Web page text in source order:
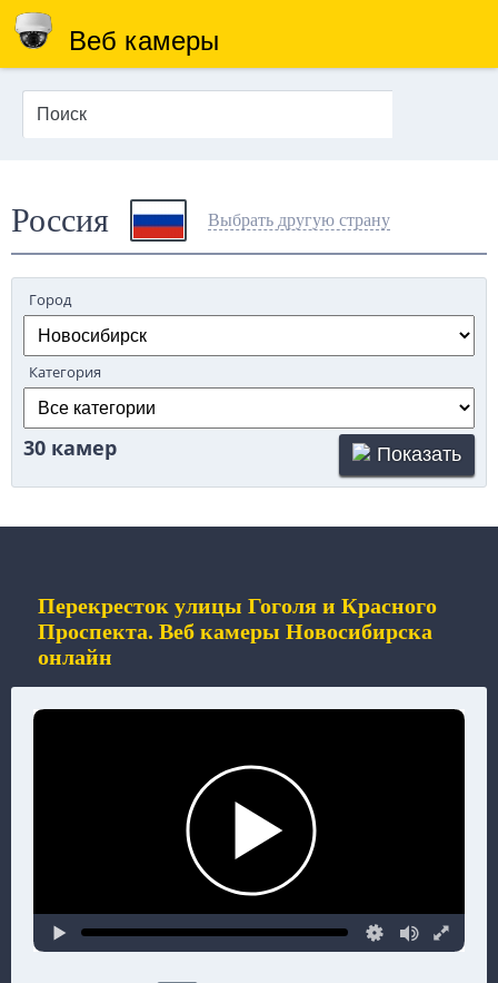
Веб камеры
Россия Выбрать другую страну
Город
Категория
30 камер Показать
Перекресток улицы Гоголя и Красного
Проспекта. Веб камеры Новосибирска
онлайн